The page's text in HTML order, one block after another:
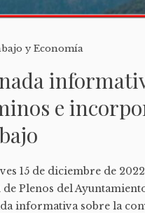
y Economía
e
15 de diciembre de
de Plenos del
informativa sobre la